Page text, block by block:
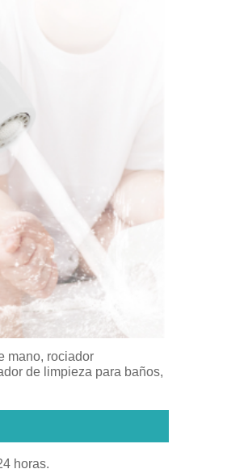
mano, rociador
de limpieza para baños,
horas.